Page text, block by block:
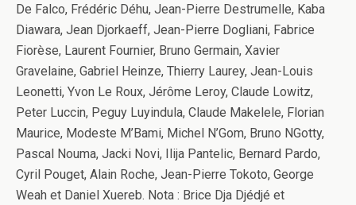
De Falco, Frédéric Déhu, Jean-Pierre Destrumelle, Kaba
Diawara, Jean Djorkaeff, Jean-Pierre Dogliani, Fabrice
Fiorèse, Laurent Fournier, Bruno Germain, Xavier
Gravelaine, Gabriel Heinze, Thierry Laurey, Jean-Louis
Leonetti, Yvon Le Roux, Jérôme Leroy, Claude Lowitz,
Peter Luccin, Peguy Luyindula, Claude Makelele, Florian
Maurice, Modeste M’Bami, Michel N’Gom, Bruno NGotty,
Pascal Nouma, Jacki Novi, Ilija Pantelic, Bernard Pardo,
Cyril Pouget, Alain Roche, Jean-Pierre Tokoto, George
Weah et Daniel Xuereb. Nota : Brice Dja Djédjé et